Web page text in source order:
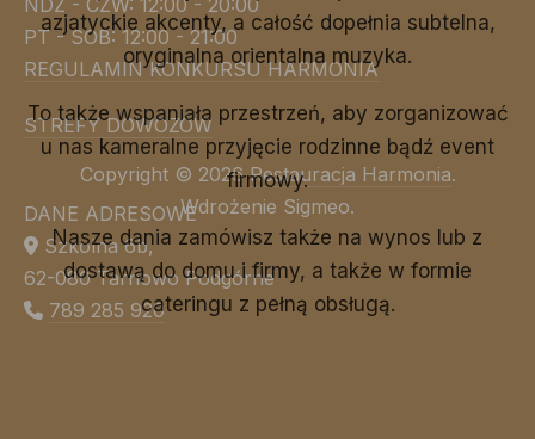
azjatyckie akcenty, a całość dopełnia subtelna,
oryginalna orientalna muzyka.
To także wspaniała przestrzeń, aby zorganizować
u nas kameralne przyjęcie rodzinne bądź event
firmowy.
Nasze dania zamówisz także na wynos lub z
dostawą do domu i firmy, a także w formie
cateringu z pełną obsługą.
NDZ - CZW: 12:00 - 20:00
PT - SOB: 12:00 - 21:00
REGULAMIN KONKURSU HARMONIA
STREFY DOWOZÓW
DANE ADRESOWE
Szkolna 6b,
62-080 Tarnowo Podgórne
789 285 920
Copyright © 2026Restauracja Harmonia.
Wdrożenie Sigmeo.
WordPress Theme by FORQYNew Window